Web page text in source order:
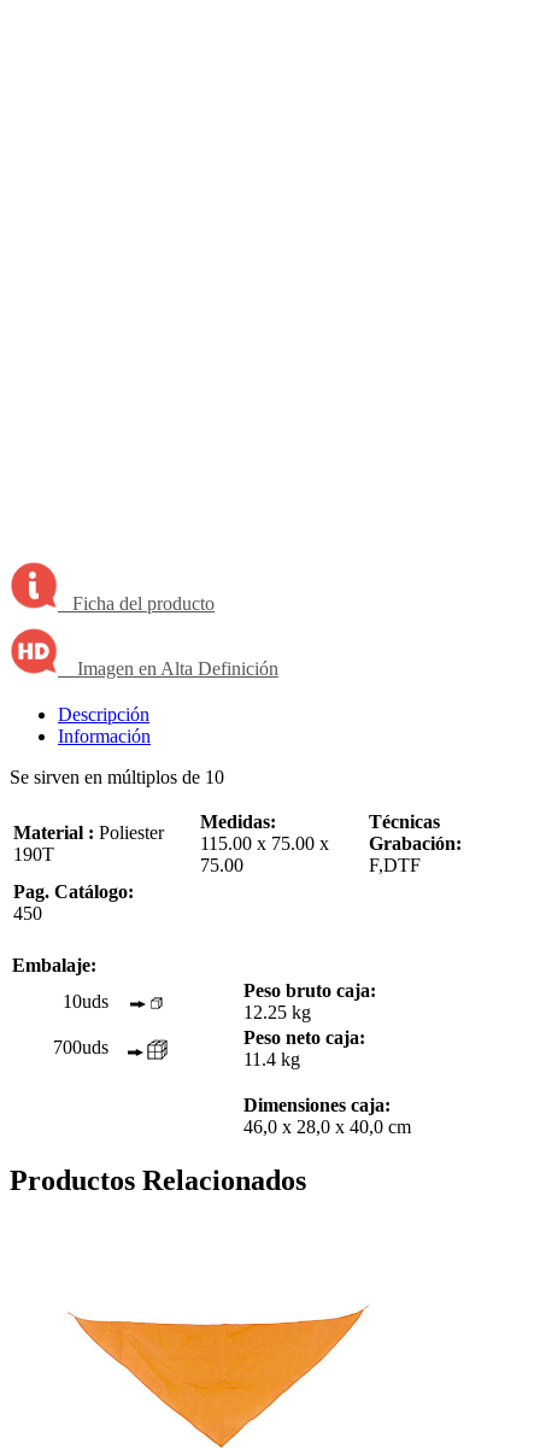
Ficha del producto
Imagen en Alta Definición
Descripción
Información
Se sirven en múltiplos de 10
Material : Poliester
190T
Medidas:
115.00 x 75.00 x
75.00
Técnicas
Grabación:
F,DTF
Pag. Catálogo:
450
Embalaje:
10uds
Peso bruto caja:
12.25 kg
700uds
Peso neto caja:
11.4 kg
Dimensiones caja:
46,0 x 28,0 x 40,0 cm
Productos Relacionados